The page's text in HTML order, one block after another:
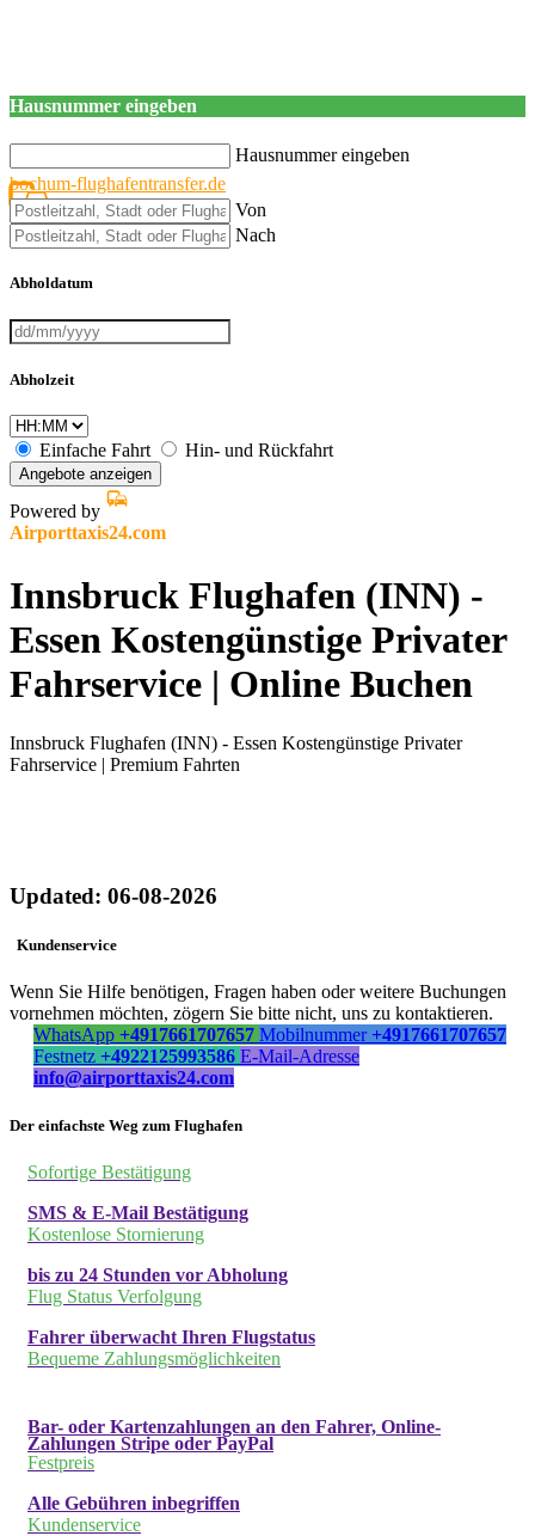
Hausnummer eingeben
Hausnummer eingeben
bochum-flughafentransfer.de
Von
Nach
Abholdatum
Abholzeit
Einfache Fahrt Hin- und Rückfahrt
Angebote anzeigen
Powered by
Airporttaxis24.com
Innsbruck Flughafen (INN) -
Essen Kostengünstige Privater
Fahrservice | Online Buchen
Innsbruck Flughafen (INN) - Essen Kostengünstige Privater
Fahrservice | Premium Fahrten
Updated: 06-08-2026
Kundenservice
Wenn Sie Hilfe benötigen, Fragen haben oder weitere Buchungen
vornehmen möchten, zögern Sie bitte nicht, uns zu kontaktieren.
WhatsApp +4917661707657 Mobilnummer +4917661707657
Festnetz +4922125993586 E-Mail-Adresse
info@airporttaxis24.com
Der einfachste Weg zum Flughafen
Sofortige Bestätigung
SMS & E-Mail Bestätigung
Kostenlose Stornierung
bis zu 24 Stunden vor Abholung
Flug Status Verfolgung
Fahrer überwacht Ihren Flugstatus
Bequeme Zahlungsmöglichkeiten
Bar- oder Kartenzahlungen an den Fahrer, Online-
Zahlungen Stripe oder PayPal
Festpreis
Alle Gebühren inbegriffen
Kundenservice